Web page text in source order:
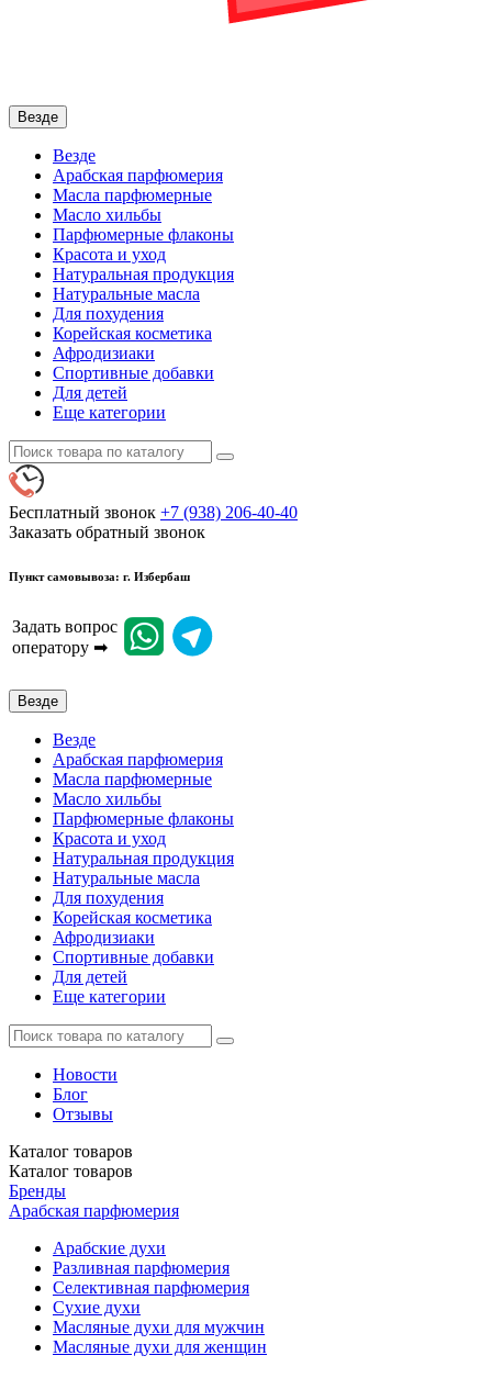
Везде
Везде
Арабская парфюмерия
Масла парфюмерные
Масло хильбы
Парфюмерные флаконы
Красота и уход
Натуральная продукция
Натуральные масла
Для похудения
Корейская косметика
Афродизиаки
Спортивные добавки
Для детей
Еще категории
Бесплатный звонок +7 (938) 206-40-40
Заказать обратный звонок
Пункт самовывоза: г. Избербаш
Задать вопрос
оператору ➡
Везде
Везде
Арабская парфюмерия
Масла парфюмерные
Масло хильбы
Парфюмерные флаконы
Красота и уход
Натуральная продукция
Натуральные масла
Для похудения
Корейская косметика
Афродизиаки
Спортивные добавки
Для детей
Еще категории
Новости
Блог
Отзывы
Каталог товаров
Каталог товаров
Бренды
Арабская парфюмерия
Арабские духи
Разливная парфюмерия
Селективная парфюмерия
Сухие духи
Масляные духи для мужчин
Масляные духи для женщин